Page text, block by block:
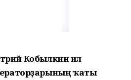
Кобылкин ил
ҡаты